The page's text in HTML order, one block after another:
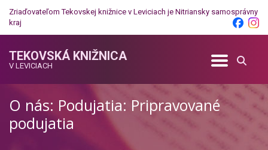
Zriaďovateľom Tekovskej knižnice v Leviciach je Nitriansky samosprávny
kraj
TEKOVSKÁ KNIŽNICA
V LEVICIACH
O nás: Podujatia: Pripravované
podujatia